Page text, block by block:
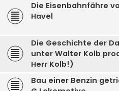
Die Eisenbahnfähre
Havel
Die Geschichte der
unter Walter Kolb
Herr Kolb!)
Bau einer Benzin